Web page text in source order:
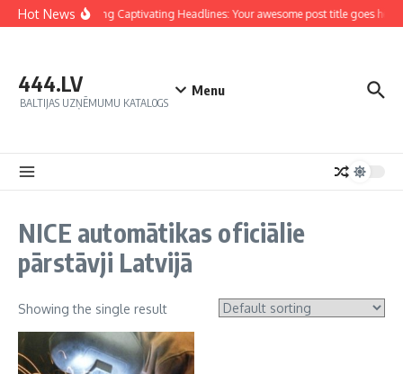
Hot NewsCrafting Captivating Headlines: Your awesome post title goes here
444.LV
BALTIJAS UZŅĒMUMU KATALOGS
Menu
NICE automātikas oficiālie
pārstāvji Latvijā
Showing the single result